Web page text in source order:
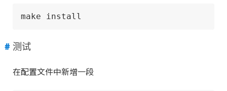
make install
测试
在配置文件中新增一段